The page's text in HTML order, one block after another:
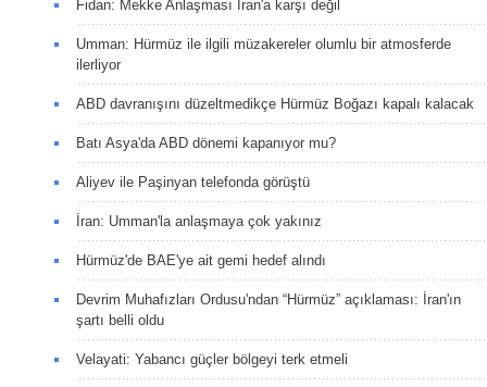
Fidan: Mekke Anlaşması İran'a karşı değil
Umman: Hürmüz ile ilgili müzakereler olumlu bir atmosferde
ilerliyor
ABD davranışını düzeltmedikçe Hürmüz Boğazı kapalı kalacak
Batı Asya'da ABD dönemi kapanıyor mu?
Aliyev ile Paşinyan telefonda görüştü
İran: Umman'la anlaşmaya çok yakınız
Hürmüz'de BAE'ye ait gemi hedef alındı
Devrim Muhafızları Ordusu'ndan “Hürmüz” açıklaması: İran'ın
şartı belli oldu
Velayati: Yabancı güçler bölgeyi terk etmeli